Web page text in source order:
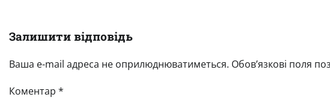
Залишити відповідь
Ваша e-mail адреса не оприлюднюватиметься. Обов’язкові поля
Коментар *